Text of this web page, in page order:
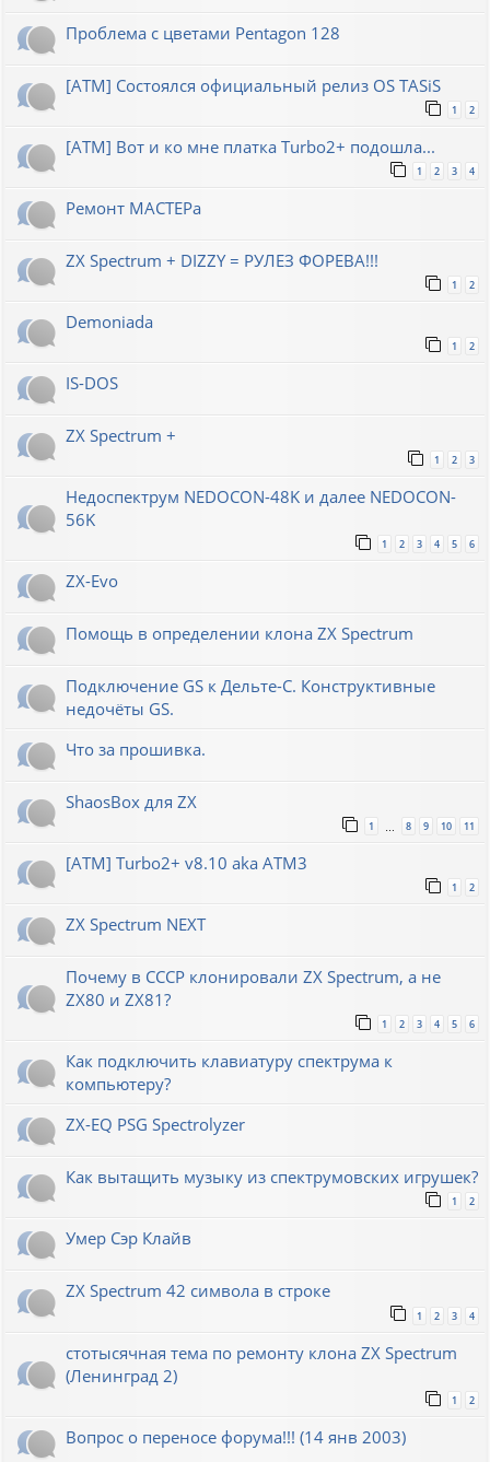
Проблема с цветами Pentagon 128
[ATM] Состоялся официальный релиз OS TASiS
1 2
[ATM] Вот и ко мне платка Turbo2+ подошла...
1 2 3 4
Ремонт МАСТЕРа
ZX Spectrum + DIZZY = РУЛЕЗ ФОРЕВА!!!
1 2
Demoniada
1 2
IS-DOS
ZX Spectrum +
1 2 3
Недоспектрум NEDOCON-48K и далее NEDOCON-
56K
1 2 3 4 5 6
ZX-Evo
Помощь в определении клона ZX Spectrum
Подключение GS к Дельте-С. Конструктивные
недочёты GS.
Что за прошивка.
ShaosBox для ZX
1 … 8 9 10 11
[ATM] Turbo2+ v8.10 aka ATM3
1 2
ZX Spectrum NEXT
Почему в СССР клонировали ZX Spectrum, а не
ZX80 и ZX81?
1 2 3 4 5 6
Как подключить клавиатуру спектрума к
компьютеру?
ZX-EQ PSG Spectrolyzer
Как вытащить музыку из спектрумовских игрушек?
1 2
Умер Сэр Клайв
ZX Spectrum 42 символа в строке
1 2 3 4
стотысячная тема по ремонту клона ZX Spectrum
(Ленинград 2)
1 2
Вопрос о переносе форума!!! (14 янв 2003)